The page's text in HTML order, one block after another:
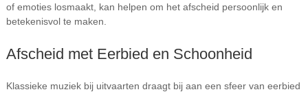
of emoties losmaakt, kan helpen om het afscheid persoonlijk en
betekenisvol te maken.
Afscheid met Eerbied en Schoonheid
Klassieke muziek bij uitvaarten draagt bij aan een sfeer van eerbied